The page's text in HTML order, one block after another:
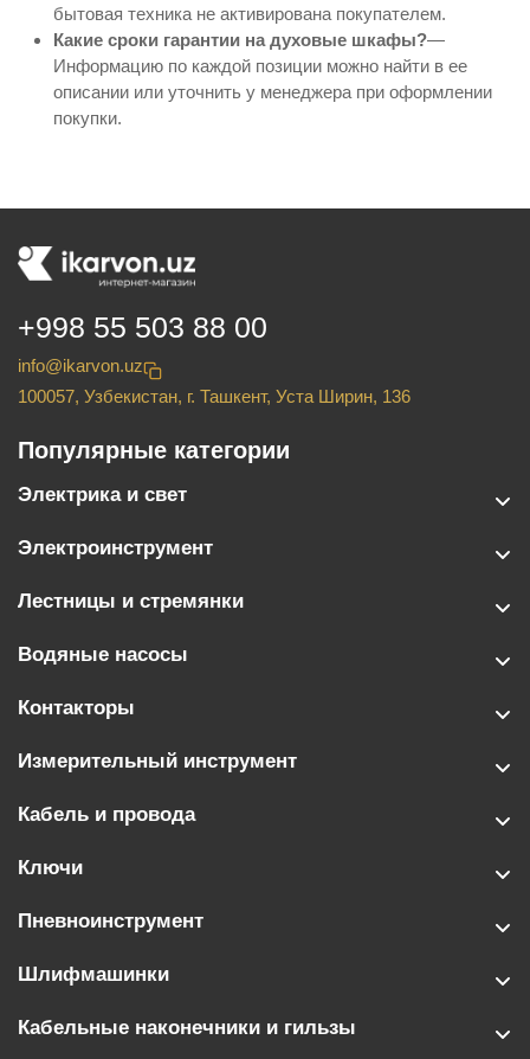
бытовая техника не активирована покупателем.
Какие сроки гарантии на духовые шкафы?—
Информацию по каждой позиции можно найти в ее
описании или уточнить у менеджера при оформлении
покупки.
+998 55 503 88 00
info@ikarvon.uz
100057, Узбекистан, г. Ташкент, Уста Ширин, 136
Популярные категории
Электрика и свет
Электроинструмент
Лестницы и стремянки
Водяные насосы
Контакторы
Измерительный инструмент
Кабель и провода
Ключи
Пневноинструмент
Шлифмашинки
Кабельные наконечники и гильзы